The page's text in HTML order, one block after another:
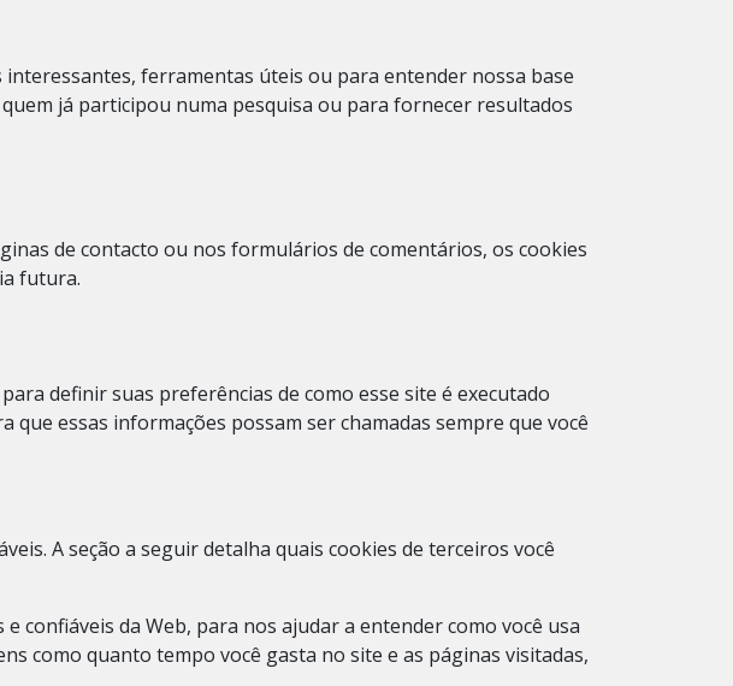
ferramentas úteis ou para entender nossa base
já participou numa pesquisa ou para fornecer resultados
de contacto ou nos formulários de comentários, os cookies
futura.
definir suas preferências de como esse site é executado
essas informações possam ser chamadas sempre que você
A seção a seguir detalha quais cookies de terceiros você
confiáveis ​​da Web, para nos ajudar a entender como você usa
como quanto tempo você gasta no site e as páginas visitadas,